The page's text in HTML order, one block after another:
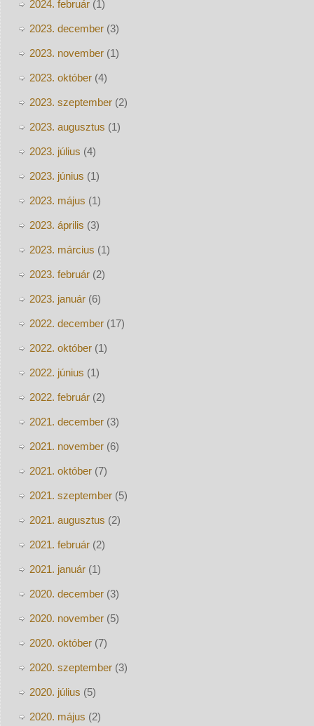
2024. február(1)
2023. december(3)
2023. november(1)
2023. október(4)
2023. szeptember(2)
2023. augusztus (1)
2023. július (4)
2023. június (1)
2023. május (1)
2023. április (3)
2023. március (1)
2023. február(2)
2023. január(6)
2022. december(17)
2022. október(1)
2022. június (1)
2022. február(2)
2021. december(3)
2021. november(6)
2021. október(7)
2021. szeptember(5)
2021. augusztus (2)
2021. február(2)
2021. január(1)
2020. december(3)
2020. november(5)
2020. október(7)
2020. szeptember(3)
2020. július (5)
2020. május (2)